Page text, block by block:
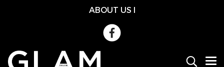
ABOUT US l